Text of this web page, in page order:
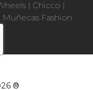
| Chicco |
Muñecas Fashion
®